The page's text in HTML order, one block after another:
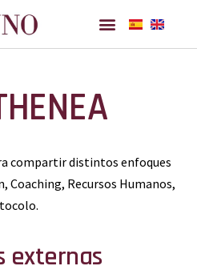
compartir distintos enfoques
Coaching, Recursos Humanos,
externas